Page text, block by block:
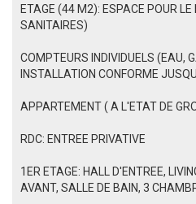
ETAGE (44 M2): ESPACE POUR LE
SANITAIRES)
COMPTEURS INDIVIDUELS (EAU,
INSTALLATION CONFORME
APPARTEMENT ( A L'ETAT DE
RDC: ENTREE PRIVATIVE
1ER ETAGE: HALL D'ENTREE,
AVANT, SALLE DE BAIN, 3